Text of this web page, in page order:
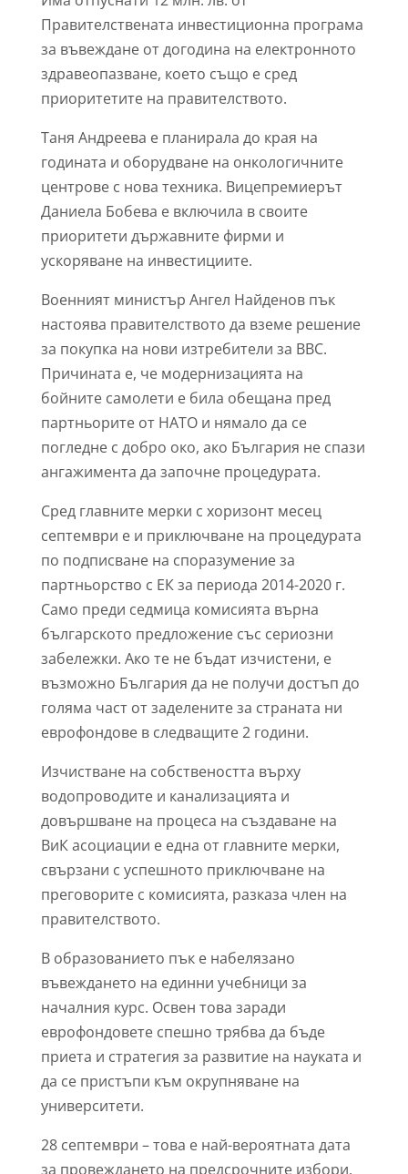
Правителствената инвестиционна програма
за въвеждане от догодина на електронното
здравеопазване, което също е сред
приоритетите на правителството.
Таня Андреева е планирала до края на
годината и оборудване на онкологичните
центрове с нова техника. Вицепремиерът
Даниела Бобева е включила в своите
приоритети държавните фирми и
ускоряване на инвестициите.
Военният министър Ангел Найденов пък
настоява правителството да вземе решение
за покупка на нови изтребители за ВВС.
Причината е, че модернизацията на
бойните самолети е била обещана пред
партньорите от НАТО и нямало да се
погледне с добро око, ако България не спази
ангажимента да започне процедурата.
Сред главните мерки с хоризонт месец
септември е и приключване на процедурата
по подписване на споразумение за
партньорство с ЕК за периода 2014-2020 г.
Само преди седмица комисията върна
българското предложение със сериозни
забележки. Ако те не бъдат изчистени, е
възможно България да не получи достъп до
голяма част от заделените за страната ни
еврофондове в следващите 2 години.
Изчистване на собствеността върху
водопроводите и канализацията и
довършване на процеса на създаване на
ВиК асоциации е една от главните мерки,
свързани с успешното приключване на
преговорите с комисията, разказа член на
правителството.
В образованието пък е набелязано
въвеждането на единни учебници за
началния курс. Освен това заради
еврофондовете спешно трябва да бъде
приета и стратегия за развитие на науката и
да се пристъпи към окрупняване на
университети.
28 септември – това е най-вероятната дата
за провеждането на предсрочните избори,